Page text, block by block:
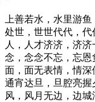
上善若水，水里游
处世，世世代代，
人，人才济济，济
念，念念不忘，忘
面，面无表情，情深
通宵达旦，旦腔亮
风，风月无边，边城